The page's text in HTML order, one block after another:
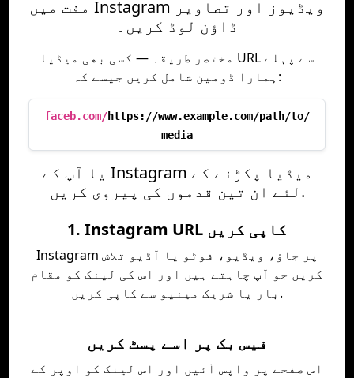
مفت میں Instagram ویڈیوز اور تصاویر
ڈاؤن لوڈ کریں۔
مختصر طریقہ — کسی بھی میڈیا URL سے پہلے
ہمارا ڈومین شامل کریں جیسے کہ:
faceb.com/https://www.example.com/path/to/
media
یا آپ کے Instagram میڈیا پکڑنے کے
لئے ان تین قدموں کی پیروی کریں.
1. Instagram URL کاپی کریں
Instagram پر جاؤ، ویڈیو، فوٹو یا آڈیو تلاش
کریں جو آپ چاہتے ہیں اور اس کی لینک کو مقام
بار یا شریک مینیو سے کاپی کریں.
فیس بک پر اسے پسٹ کریں
اس صفحے پر واپس آئیں اور اس لینک کو اوپر کے